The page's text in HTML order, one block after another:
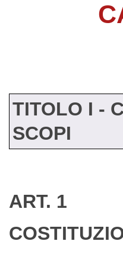
TITOLO I -
SCOPI
ART. 1